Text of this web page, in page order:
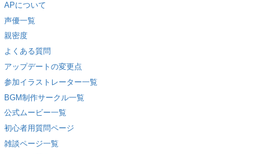
APについて
声優一覧
親密度
よくある質問
アップデートの変更点
参加イラストレーター一覧
BGM制作サークル一覧
公式ムービー一覧
初心者用質問ページ
雑談ページ一覧